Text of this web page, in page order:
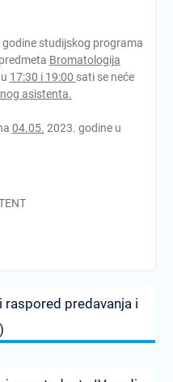
studijskog programa
Bromatologija
17:30 i 19:00 sati se neće
asistenta.
04.05. 2023. godine u
raspored predavanja i